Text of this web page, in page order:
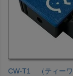
CW-T1 （ティー